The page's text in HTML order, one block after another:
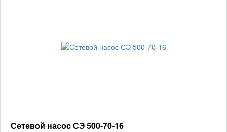
Сетевой насос СЭ 500-70-16